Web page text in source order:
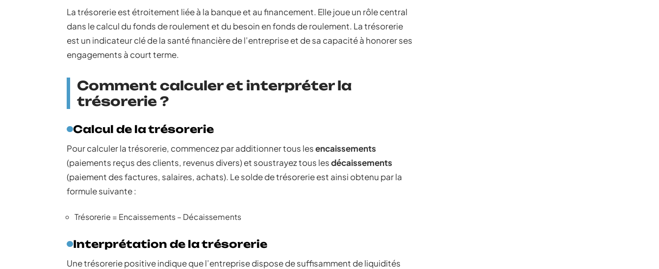
La trésorerie est étroitement liée à la banque et au financement. Elle joue un rôle central
dans le calcul du fonds de roulement et du besoin en fonds de roulement. La trésorerie
est un indicateur clé de la santé financière de l’entreprise et de sa capacité à honorer ses
engagements à court terme.
Comment calculer et interpréter la
trésorerie ?
Calcul de la trésorerie
Pour calculer la trésorerie, commencez par additionner tous lesencaissements
(paiements reçus des clients, revenus divers) et soustrayez tous lesdécaissements
(paiement des factures, salaires, achats). Le solde de trésorerie est ainsi obtenu par la
formule suivante :
Trésorerie = Encaissements – Décaissements
Interprétation de la trésorerie
Une trésorerie positive indique que l’entreprise dispose de suffisamment de liquidités